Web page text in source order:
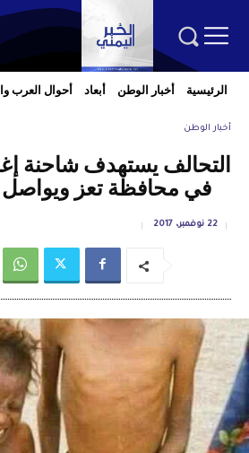
الرئيسية أخبار الوطن أبعاد أحوال العرب
أخبار الوطن
في محافظة تعز ويواصل
22 نوفمبر، 2017